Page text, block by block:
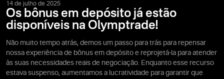
14 de julho de 2025
Os bônus em depósito já estão
disponíveis na Olymptrade!
Não muito tempo atrás, demos um passo para trás para repensar
nossa experiência de bônus em depósito e reprojetá-la para atender
às suas necessidades reais de negociação. Enquanto esse recurso
estava suspenso, aumentamos a lucratividade para garantir que